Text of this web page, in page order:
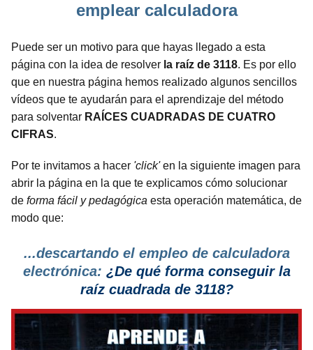
emplear calculadora
Puede ser un motivo para que hayas llegado a esta
página con la idea de resolver la raíz de 3118. Es por ello
que en nuestra página hemos realizado algunos sencillos
vídeos que te ayudarán para el aprendizaje del método
para solventar RAÍCES CUADRADAS DE CUATRO
CIFRAS.
Por te invitamos a hacer 'click'en la siguiente imagen para
abrir la página en la que te explicamos cómo solucionar
de forma fácil y pedagógica esta operación matemática, de
modo que:
...descartando el empleo de calculadora
electrónica: ¿De qué forma conseguir la
raíz cuadrada de 3118?